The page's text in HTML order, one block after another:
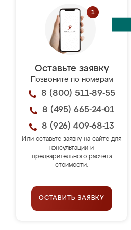
Оставьте заявку
Позвоните по номерам
8 (800) 511-89-55
8 (495) 665-24-01
8 (926) 409-68-13
Или оставьте заявку на сайте для
консультации и
предварительного расчёта
стоимости.
ОСТАВИТЬ ЗАЯВКУ